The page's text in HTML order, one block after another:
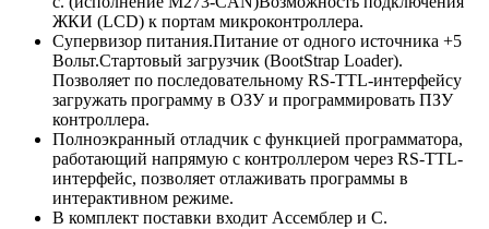
ЖКИ (LCD) к портам микроконтроллера.
Супервизор питания.Питание от одного источника +5
Вольт.Стартовый загрузчик (BootStrap Loader).
Позволяет по последовательному RS-TTL-интерфейсу
загружать программу в ОЗУ и программировать ПЗУ
контроллера.
Полноэкранный отладчик с функцией программатора,
работающий напрямую с контроллером через RS-TTL-
интерфейс, позволяет отлаживать программы в
интерактивном режиме.
В комплект поставки входит Ассемблер и C.